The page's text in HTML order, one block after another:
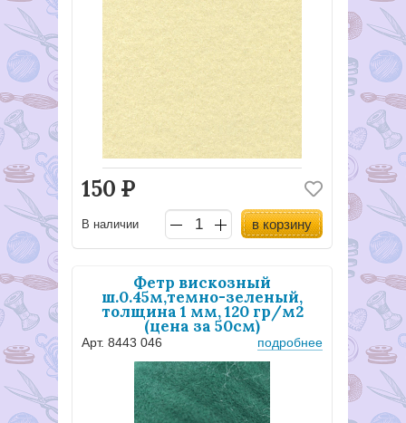
150 Р
В наличии в корзину
Фетр вискозный
ш.0.45м,темно-зеленый,
толщина 1 мм, 120 гр/м2
(цена за 50см)
Арт. 8443 046 подробнее